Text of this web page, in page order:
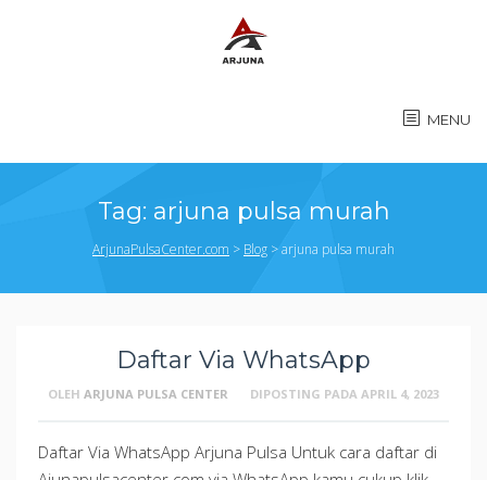
MENU
Tag: arjuna pulsa murah
ArjunaPulsaCenter.com > Blog >arjuna pulsa murah
Daftar Via WhatsApp
OLEH ARJUNA PULSA CENTER DIPOSTING PADA APRIL 4, 2023
Daftar Via WhatsApp Arjuna Pulsa Untuk cara daftar di